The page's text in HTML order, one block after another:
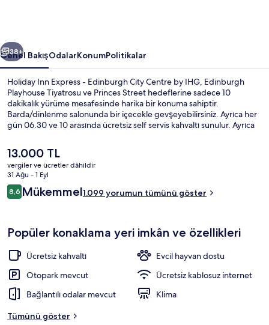
IHG
için
fotoğraf
galerisi
Sonraki
38+
Genel BakışOdalarKonumPolitikalar
Holiday Inn Express - Edinburgh City Centre by IHG, Edinburgh
Playhouse Tiyatrosu ve Princes Street hedeflerine sadece 10
dakikalık yürüme mesafesinde harika bir konuma sahiptir.
Barda/dinlenme salonunda bir içecekle gevşeyebilirsiniz. Ayrıca her
gün 06.30 ve 10 arasında ücretsiz self servis kahvaltı sunulur. Ayrıca
mesafesindedir. Misafirler yardıma hazır personel ve kahvaltı ile ilgili
harika yorumlarda bulunuyor. Toplu taşıma yakındadır, St Andrew
Square Tram Durağı 8 dakikalık ve Princes Street Tramvay Durağı 13
dakikalık yürüme mesafesinde bulunur.
Şu
anki
fiyat
13.000 TL
13.000 TL
vergiler ve ücretler dâhildir
31 Ağu - 1 Eyl
Yorumlar
8,68,6/10
Mükemmel1.099 yorumun tümünü göster
Popüler konaklama yeri imkân ve özellikleri
Ücretsiz kahvaltı
Evcil hayvan dostu
Otopark mevcut
Ücretsiz kablosuz internet
Bağlantılı odalar mevcut
Klima
Tümünü göster